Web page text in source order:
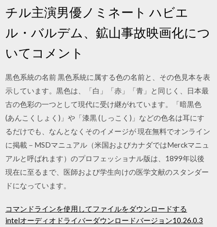
チル主演男優ノミネート ハビエ
ル・バルデム、鉱山事故映画化につ
いてコメント
黒色系統の名前 黒色系統に属する色の名前と、その色見本を表
示しています。黒色は、「白」「赤」「青」と同じく、日本最
古の色彩の一つとして現代に受け継がれています。「暗黒色
(あんこくしょく)」や「漆黒 (しっこく)」などの色名は耳にす
るだけでも、なんとなくそのイメージが 現在無料でオンライン
に掲載－MSDマニュアル（米国およびカナダではMerckマニュ
アルと呼ばれます）のプロフェッショナル版は、1899年以後
現在に至るまで、医師および学生向けの医学文献のスタンダー
ドになっています。
コマンドラインを使用してファイルをダウンロードする
intelオーディオドライバーダウンロードバージョン10.26.0.3